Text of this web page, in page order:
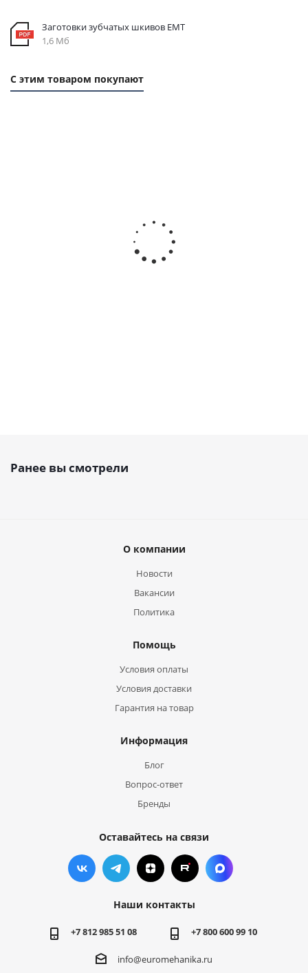
Заготовки зубчатых шкивов EMT
1,6 Мб
С этим товаром покупают
Фланец (реборда) 29, 83х68мм, толщина 1мм, для
зубчатого шкива, EMT
Ранее вы смотрели
О компании
Новости
Вакансии
Политика
Помощь
Условия оплаты
Условия доставки
Гарантия на товар
Информация
Блог
Вопрос-ответ
Бренды
Оставайтесь на связи
Наши контакты
+7 812 985 51 08 +7 800 600 99 10
info@euromehanika.ru